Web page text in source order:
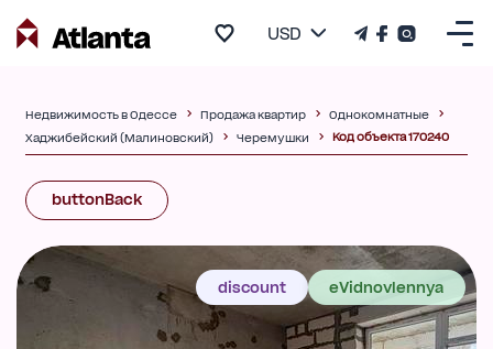
USD
Недвижимость в Одессе Продажа квартир
Однокомнатные
Хаджибейский (Малиновский)
Черемушки Код объекта 170240
buttonBack
discount eVidnovlennya